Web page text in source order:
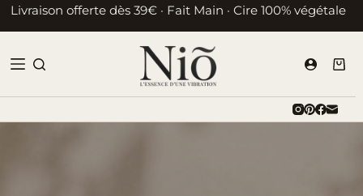
Passer
au
Livraison offerte dès 39€ · Fait Main · Cire 100% végétale